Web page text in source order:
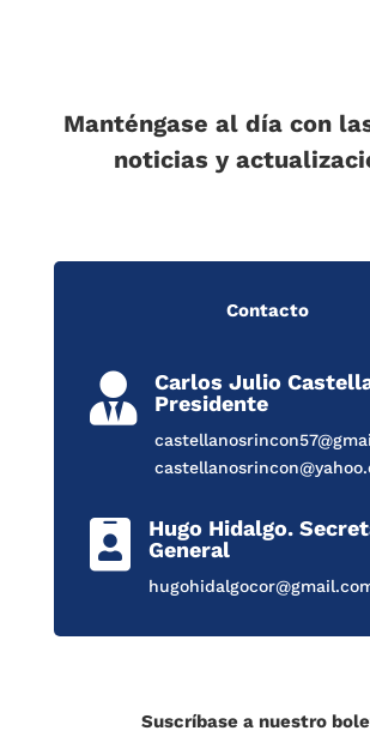
Manténgase al día con
noticias y
Contacto

Carlos Julio
Presidente

Hugo Hidalgo.
General
Suscríbase a nuestro